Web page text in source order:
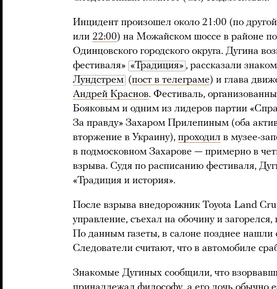
Инцидент произошел около 21:00 (по
или 22:00) на Можайском шоссе в районе
Одинцовского городского округа. Дугина
фестиваля» «Традиция» , рассказали
Лундстрем (пост в телеграме) и глава
Андрей Краснов. Фестиваль,
Бояковым и одним из лидеров партии
За правду» Захаром Прилепиным (оба
вторжение в Украину), проходил в музее-
в подмосковном Захарове — примерно в
взрыва. Судя по расписанию фестиваля,
«Традиция и история».
После взрыва внедорожник Toyota Land
управление, съехал на обочину и
По данным газеты, в салоне позднее нашли
Следователи считают, что в автомобиле
Знакомые Дугиных сообщили, что